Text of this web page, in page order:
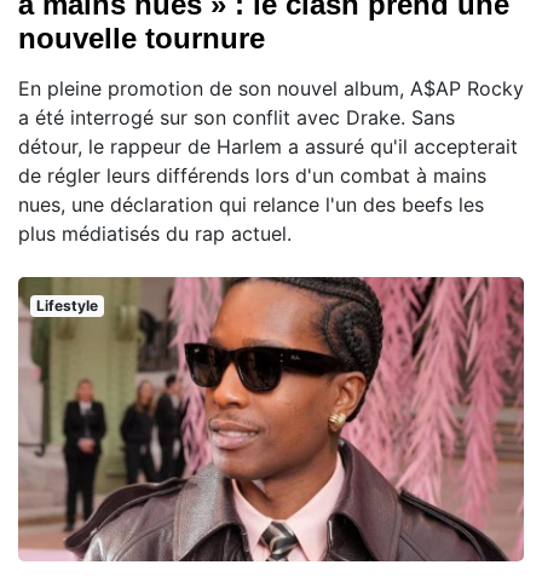
nouvelle tournure
En pleine promotion de son nouvel album, A$AP Rocky
a été interrogé sur son conflit avec Drake. Sans
détour, le rappeur de Harlem a assuré qu'il accepterait
de régler leurs différends lors d'un combat à mains
nues, une déclaration qui relance l'un des beefs les
plus médiatisés du rap actuel.
Lifestyle